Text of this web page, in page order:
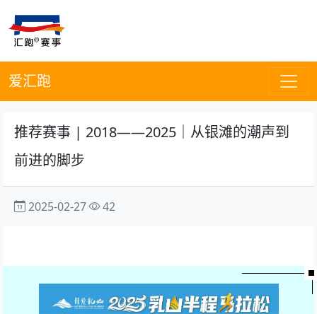
爱汇跑
推荐赛事 | 2018——2025｜从银滩的潮声到
前进的脚步
2025-02-27 42